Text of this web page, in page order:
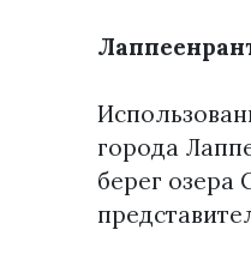
города
берег